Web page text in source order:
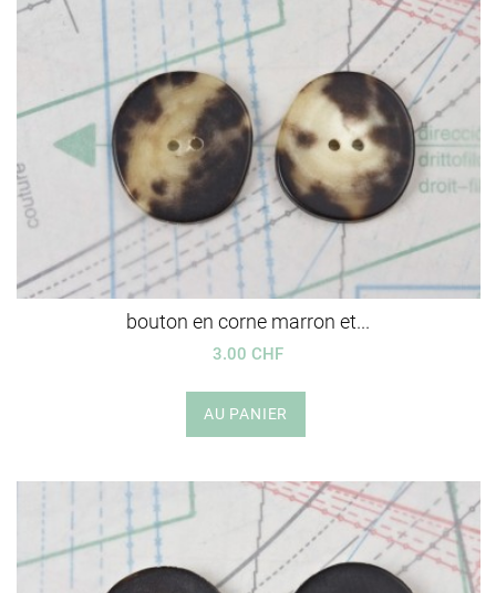
bouton en corne marron et...
3.00 CHF
AU PANIER